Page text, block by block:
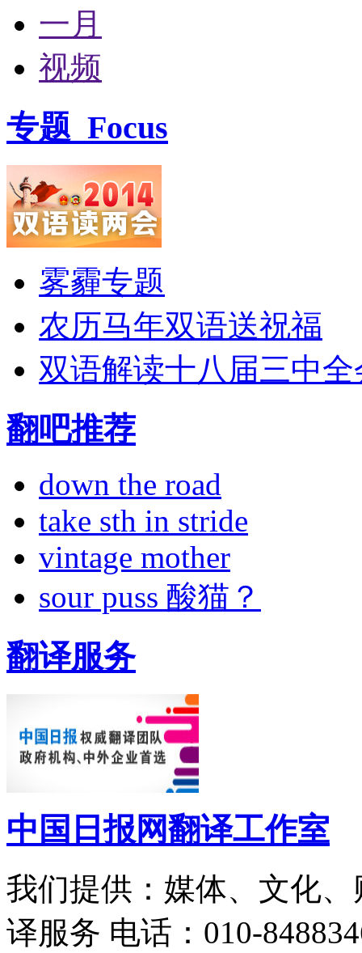
一月
视频
专题 Focus
雾霾专题
农历马年双语送祝福
双语解读十八届三中全
翻吧推荐
down the road
take sth in stride
vintage mother
sour puss 酸猫？
翻译服务
中国日报网翻译工作室
我们提供：媒体、文化
译服务 电话：010-